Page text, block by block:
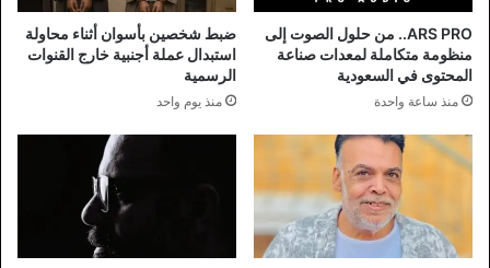
ARS PRO.. من حلول الصوت إلى
منظومة متكاملة لمعدات صناعة
المحتوى في السعودية
منذ ساعة واحدة
ضبط شخصين بأسوان أثناء محاولة
استبدال عملة أجنبية خارج القنوات
الرسمية
منذ يوم واحد